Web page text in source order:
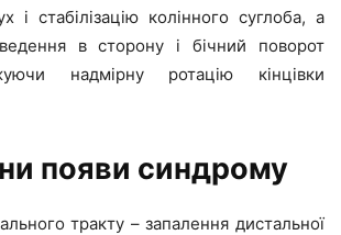
і стабілізацію колінного суглоба, а
в сторону і бічний поворот
надмірну ротацію кінцівки
появи синдрому
тракту – запалення дистальної